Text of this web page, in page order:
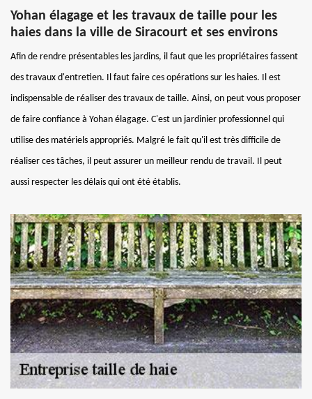
Yohan élagage et les travaux de taille pour les
haies dans la ville de Siracourt et ses environs
Afin de rendre présentables les jardins, il faut que les propriétaires fassent
des travaux d'entretien. Il faut faire ces opérations sur les haies. Il est
indispensable de réaliser des travaux de taille. Ainsi, on peut vous proposer
de faire confiance à Yohan élagage. C'est un jardinier professionnel qui
utilise des matériels appropriés. Malgré le fait qu'il est très difficile de
réaliser ces tâches, il peut assurer un meilleur rendu de travail. Il peut
aussi respecter les délais qui ont été établis.